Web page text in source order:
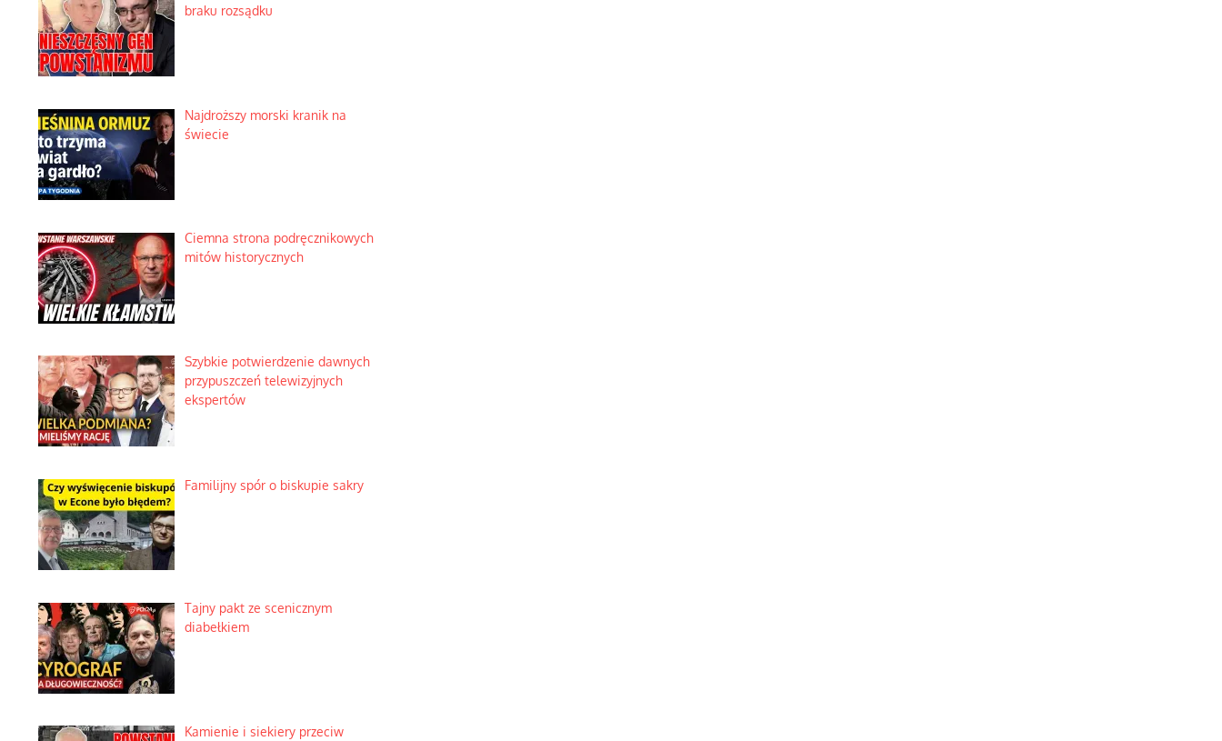
braku rozsądku
Najdroższy morski kranik na
świecie
Ciemna strona podręcznikowych
mitów historycznych
Szybkie potwierdzenie dawnych
przypuszczeń telewizyjnych
ekspertów
Familijny spór o biskupie sakry
Tajny pakt ze scenicznym
diabełkiem
Kamienie i siekiery przeciw